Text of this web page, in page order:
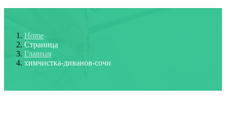
Home
Страница
Главная
химчистка-диванов-сочи